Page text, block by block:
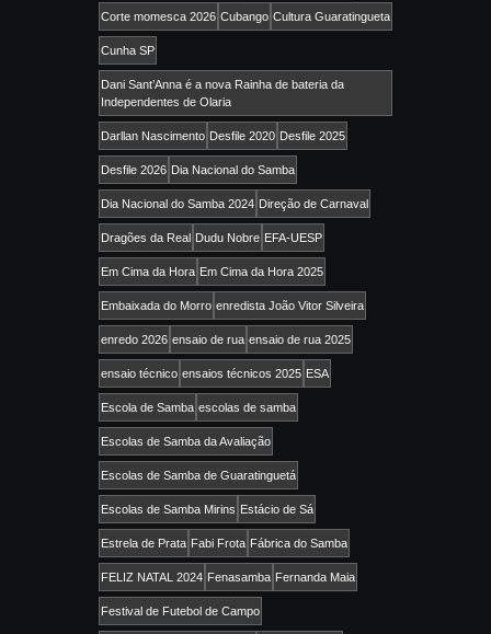
Corte momesca 2026 Cubango Cultura Guaratingueta
Cunha SP
Dani Sant’Anna é a nova Rainha de bateria da
Independentes de Olaria
Darllan Nascimento Desfile 2020 Desfile 2025
Desfile 2026 Dia Nacional do Samba
Dia Nacional do Samba 2024 Direção de Carnaval
Dragões da Real Dudu Nobre EFA-UESP
Em Cima da Hora Em Cima da Hora 2025
Embaixada do Morro enredista João Vitor Silveira
enredo 2026 ensaio de rua ensaio de rua 2025
ensaio técnico ensaios técnicos 2025 ESA
Escola de Samba escolas de samba
Escolas de Samba da Avaliação
Escolas de Samba de Guaratinguetá
Escolas de Samba Mirins Estácio de Sá
Estrela de Prata Fabi Frota Fábrica do Samba
FELIZ NATAL 2024 Fenasamba Fernanda Maia
Festival de Futebol de Campo